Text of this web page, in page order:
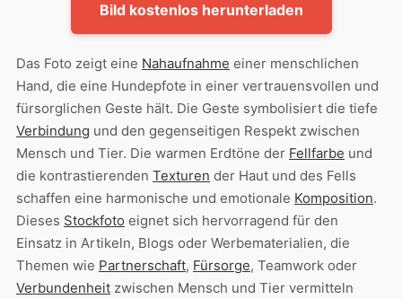
Bild kostenlos herunterladen
Das Foto zeigt eine Nahaufnahme einer menschlichen
Hand, die eine Hundepfote in einer vertrauensvollen und
fürsorglichen Geste hält. Die Geste symbolisiert die tiefe
Verbindung und den gegenseitigen Respekt zwischen
Mensch und Tier. Die warmen Erdtöne der Fellfarbe und
die kontrastierenden Texturen der Haut und des Fells
schaffen eine harmonische und emotionale Komposition.
Dieses Stockfoto eignet sich hervorragend für den
Einsatz in Artikeln, Blogs oder Werbematerialien, die
Themen wie Partnerschaft, Fürsorge, Teamwork oder
Verbundenheit zwischen Mensch und Tier vermitteln